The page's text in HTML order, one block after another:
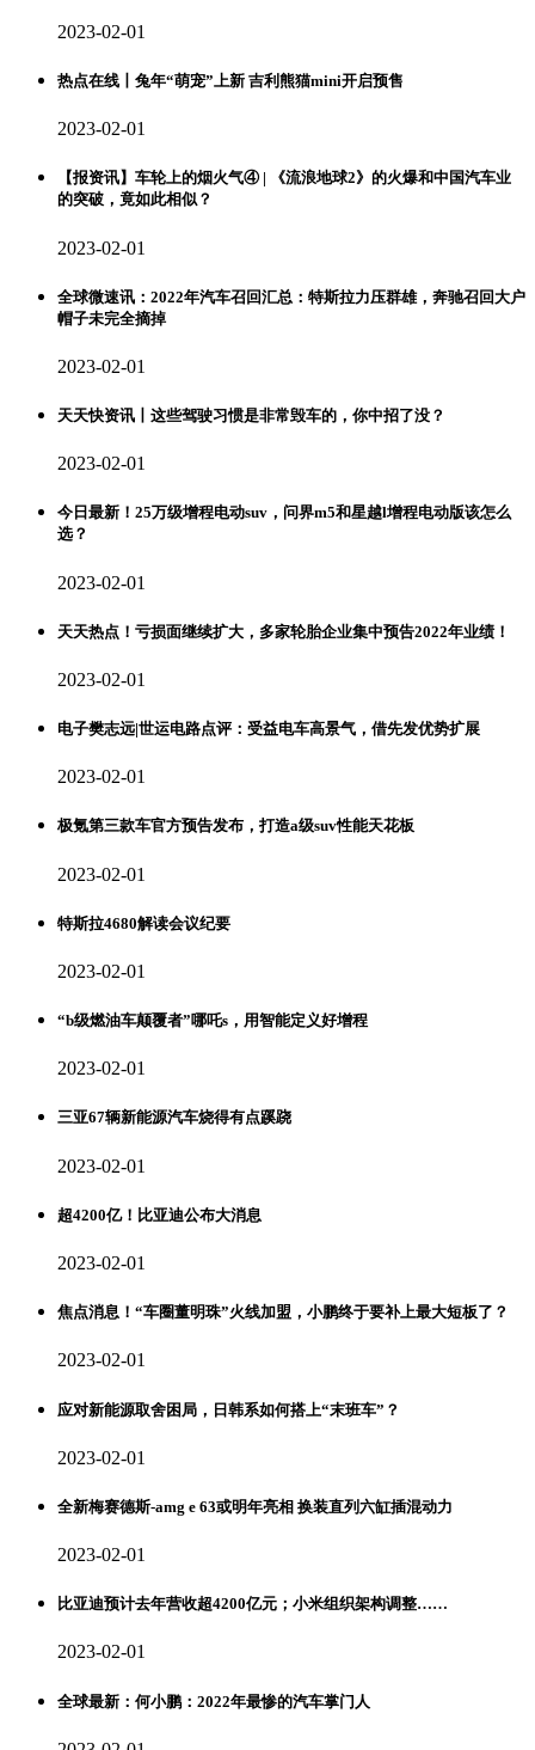
2023-02-01
热点在线丨兔年“萌宠”上新 吉利熊猫mini开启预售
2023-02-01
【报资讯】车轮上的烟火气④ | 《流浪地球2》的火爆和中国汽车业
的突破，竟如此相似？
2023-02-01
全球微速讯：2022年汽车召回汇总：特斯拉力压群雄，奔驰召回大户
帽子未完全摘掉
2023-02-01
天天快资讯丨这些驾驶习惯是非常毁车的，你中招了没？
2023-02-01
今日最新！25万级增程电动suv，问界m5和星越l增程电动版该怎么
选？
2023-02-01
天天热点！亏损面继续扩大，多家轮胎企业集中预告2022年业绩！
2023-02-01
电子樊志远|世运电路点评：受益电车高景气，借先发优势扩展
2023-02-01
极氪第三款车官方预告发布，打造a级suv性能天花板
2023-02-01
特斯拉4680解读会议纪要
2023-02-01
“b级燃油车颠覆者”哪吒s，用智能定义好增程
2023-02-01
三亚67辆新能源汽车烧得有点蹊跷
2023-02-01
超4200亿！比亚迪公布大消息
2023-02-01
焦点消息！“车圈董明珠”火线加盟，小鹏终于要补上最大短板了？
2023-02-01
应对新能源取舍困局，日韩系如何搭上“末班车”？
2023-02-01
全新梅赛德斯-amg e 63或明年亮相 换装直列六缸插混动力
2023-02-01
比亚迪预计去年营收超4200亿元；小米组织架构调整……
2023-02-01
全球最新：何小鹏：2022年最惨的汽车掌门人